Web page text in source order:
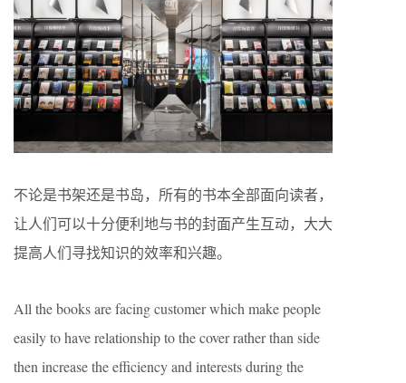
不论是书架还是书岛，所有的书本全部面向读者，
让人们可以十分便利地与书的封面产生互动，大大
提高人们寻找知识的效率和兴趣。
All the books are facing customer which make people
easily to have relationship to the cover rather than side
then increase the efficiency and interests during the